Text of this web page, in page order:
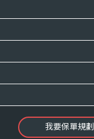
我要保單規劃